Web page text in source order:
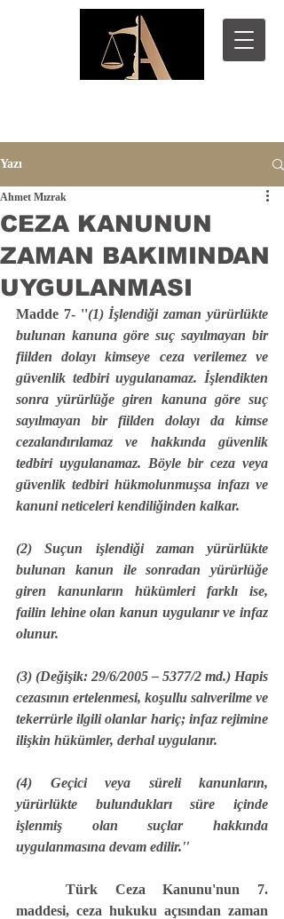
Yazı
CEZA KANUNUN
ZAMAN BAKIMINDAN
UYGULANMASI
Ahmet Mızrak
Madde 7- ''(1) İşlendiği zaman yürürlükte
bulunan kanuna göre suç sayılmayan bir
fiilden dolayı kimseye ceza verilemez ve
güvenlik tedbiri uygulanamaz. İşlendikten
sonra yürürlüğe giren kanuna göre suç
sayılmayan bir fiilden dolayı da kimse
cezalandırılamaz ve hakkında güvenlik
tedbiri uygulanamaz. Böyle bir ceza veya
güvenlik tedbiri hükmolunmuşsa infazı ve
kanuni neticeleri kendiliğinden kalkar.
(2) Suçun işlendiği zaman yürürlükte
bulunan kanun ile sonradan yürürlüğe
giren kanunların hükümleri farklı ise,
failin lehine olan kanun uygulanır ve infaz
olunur.
(3) (Değişik: 29/6/2005 – 5377/2 md.) Hapis
cezasının ertelenmesi, koşullu salıverilme ve
tekerrürle ilgili olanlar hariç; infaz rejimine
ilişkin hükümler, derhal uygulanır.
(4) Geçici veya süreli kanunların,
yürürlükte bulundukları süre içinde
işlenmiş olan suçlar hakkında
uygulanmasına devam edilir.''
maddesi, ceza hukuku açısından zaman